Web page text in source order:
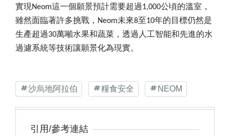
實現Neom這一個願景預計需要超過1,000公頃的溫室，
雖然面臨著許多挑戰， Neom未來8至10年的目標仍然是
生產超過30萬噸水果和蔬菜，透過人工智能和先進的水
過濾系統等技術讓願景化為現實。
沙烏地阿拉伯 糧食安全 NEOM
引用/參考連結